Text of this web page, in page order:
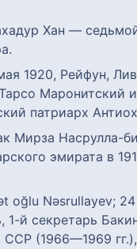
Хан —
патриарх
Мирза Насрулла-
эмирата в
oğlu Nəsrullayev;
й секретарь
(1966—1969